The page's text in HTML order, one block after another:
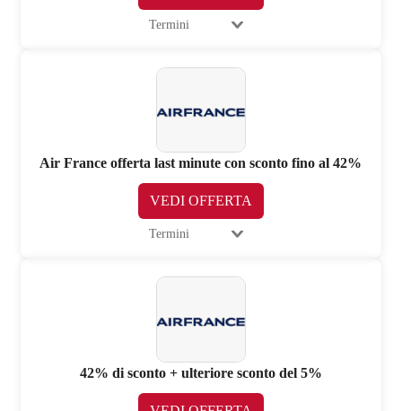
Termini
Air France offerta last minute con sconto fino al 42%
VEDI OFFERTA
Termini
42% di sconto + ulteriore sconto del 5%